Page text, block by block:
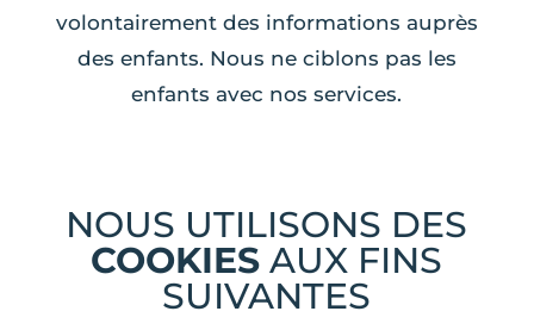
volontairement des informations auprès
des enfants. Nous ne ciblons pas les
enfants avec nos services.
NOUS UTILISONS DES
COOKIES AUX FINS
SUIVANTES